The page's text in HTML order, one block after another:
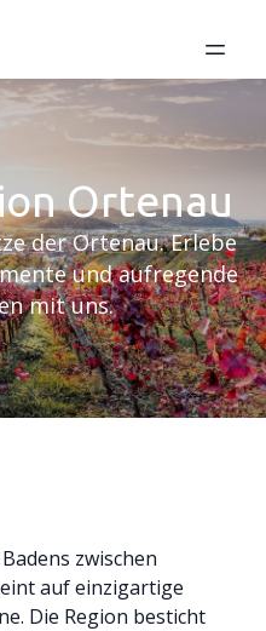
Ortenau
der Ortenau. Erlebe
und aufregende
mit uns.
zwischen
auf einzigartige
Die Region besticht